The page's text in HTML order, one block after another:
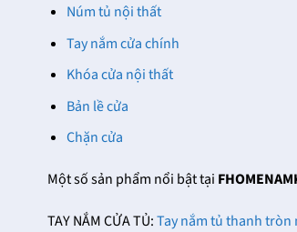
Núm tủ nội thất
Tay nắm cửa chính
Khóa cửa nội thất
Bản lề cửa
Chặn cửa
Một số sản phẩm nổi bật tại
TAY NẮM CỬA TỦ:Tay nắm tủ thanh tròn